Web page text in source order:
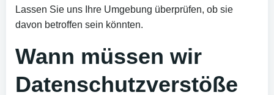
Lassen Sie uns Ihre Umgebung überprüfen, ob sie
davon betroffen sein könnten.
Wann müssen wir
Datenschutzverstöße